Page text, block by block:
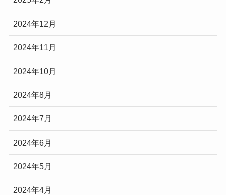
2024年12月
2024年11月
2024年10月
2024年8月
2024年7月
2024年6月
2024年5月
2024年4月